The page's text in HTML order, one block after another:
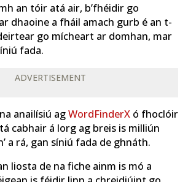
an tóir atá air, b’fhéidir go
dhaoine a fháil amach gurb é an t-
go mícheart ar domhan, mar
fada.
ADVERTISEMENT
anailísiú agWordFinderX ó fhoclóir
cabhair á lorg ag breis is milliún
a rá, gan síniú fada de ghnáth.
liosta de na fiche ainm is mó a